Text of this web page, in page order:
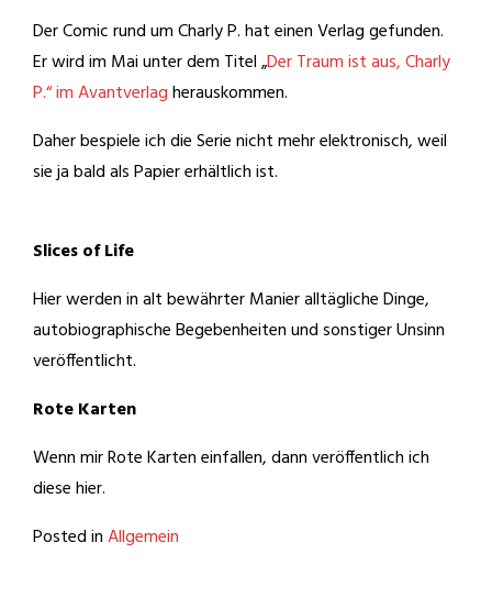
Der Comic rund um Charly P. hat einen Verlag gefunden.
Er wird im Mai unter dem Titel „Der Traum ist aus, Charly
P.“ im Avantverlagherauskommen.
Daher bespiele ich die Serie nicht mehr elektronisch, weil
sie ja bald als Papier erhältlich ist.
Slices of Life
Hier werden in alt bewährter Manier alltägliche Dinge,
autobiographische Begebenheiten und sonstiger Unsinn
veröffentlicht.
Rote Karten
Wenn mir Rote Karten einfallen, dann veröffentlich ich
diese hier.
Posted inAllgemein